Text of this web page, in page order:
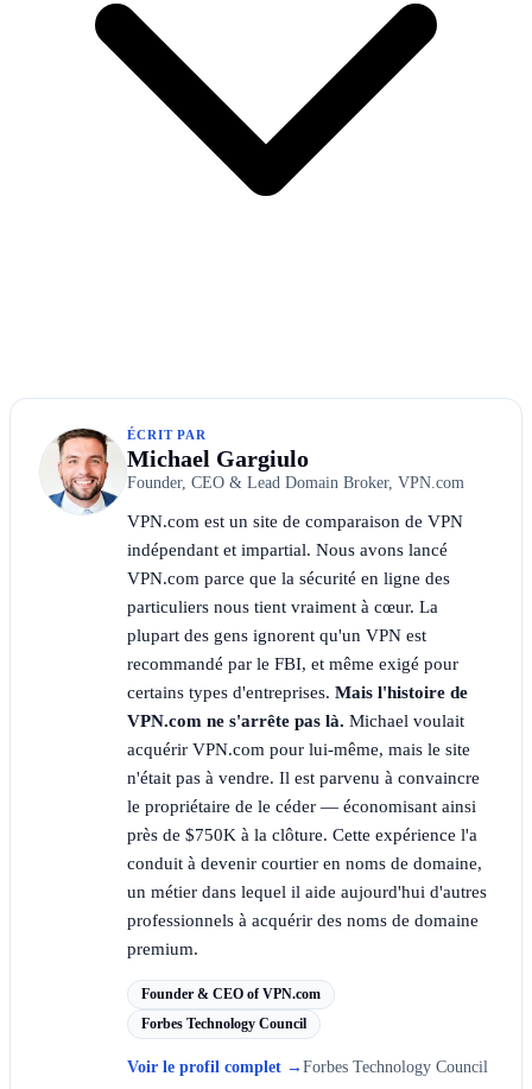
ÉCRIT PAR
Michael Gargiulo
Founder, CEO & Lead Domain Broker, VPN.com
VPN.com est un site de comparaison de VPN
indépendant et impartial. Nous avons lancé
VPN.com parce que la sécurité en ligne des
particuliers nous tient vraiment à cœur. La
plupart des gens ignorent qu'un VPN est
recommandé par le FBI, et même exigé pour
certains types d'entreprises. Mais l'histoire de
VPN.com ne s'arrête pas là. Michael voulait
acquérir VPN.com pour lui-même, mais le site
n'était pas à vendre. Il est parvenu à convaincre
le propriétaire de le céder — économisant ainsi
près de $750K à la clôture. Cette expérience l'a
conduit à devenir courtier en noms de domaine,
un métier dans lequel il aide aujourd'hui d'autres
professionnels à acquérir des noms de domaine
premium.
Founder & CEO of VPN.com
Forbes Technology Council
Voir le profil complet → Forbes Technology Council